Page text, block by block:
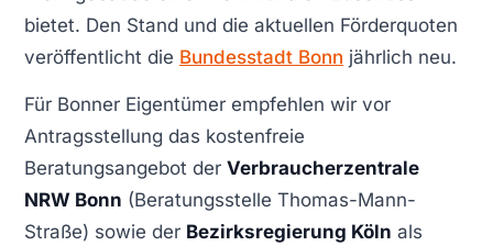
bietet. Den Stand und die aktuellen Förderquoten
veröffentlicht die Bundesstadt Bonn jährlich neu.
Für Bonner Eigentümer empfehlen wir vor
Antragsstellung das kostenfreie
Beratungsangebot der Verbraucherzentrale
NRW Bonn (Beratungsstelle Thomas-Mann-
Straße) sowie der Bezirksregierung Köln als